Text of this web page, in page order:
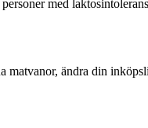
med
matvanor, ändra din